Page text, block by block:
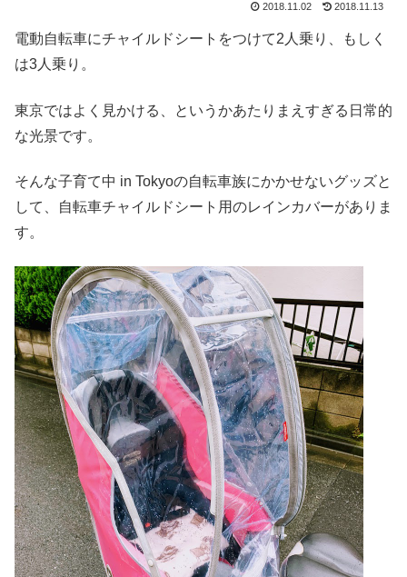
2018.11.02 2018.11.13
電動自転車にチャイルドシートをつけて2人乗り、もしく
は3人乗り。
東京ではよく見かける、というかあたりまえすぎる日常的
な光景です。
そんな子育て中 in Tokyoの自転車族にかかせないグッズと
して、自転車チャイルドシート用のレインカバーがありま
す。